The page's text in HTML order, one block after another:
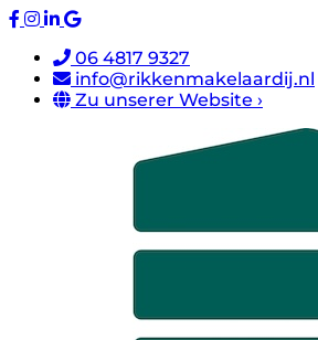
06 4817 9327
info@rikkenmakelaardij.nl
Zu unserer Website ›